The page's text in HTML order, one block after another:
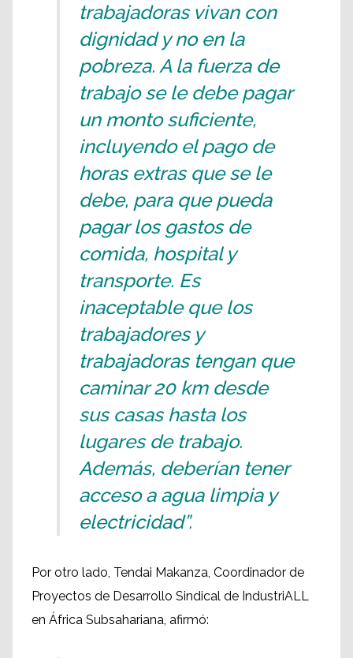
trabajadoras vivan con
dignidad y no en la
pobreza. A la fuerza de
trabajo se le debe pagar
un monto suficiente,
incluyendo el pago de
horas extras que se le
debe, para que pueda
pagar los gastos de
comida, hospital y
transporte. Es
inaceptable que los
trabajadores y
trabajadoras tengan que
caminar 20 km desde
sus casas hasta los
lugares de trabajo.
Además, deberían tener
acceso a agua limpia y
electricidad”.
Por otro lado, Tendai Makanza, Coordinador de
Proyectos de Desarrollo Sindical de IndustriALL
en África Subsahariana, afirmó: